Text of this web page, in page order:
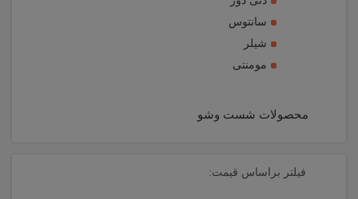
سانتوس
شیلر
مومنتی
محصولات شست وشو
فیلتر براساس قیمت: